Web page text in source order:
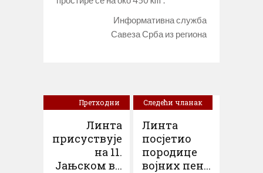
Информативна служба
Савеза Срба из региона
Претходни
Линта
присуствује
на 11.
Jањском в...
Следећи чланак
Линта
посјетио
породице
војних пен...